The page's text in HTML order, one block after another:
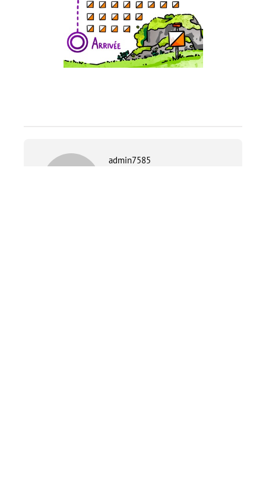
admin7585